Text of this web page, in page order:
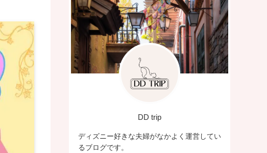
DD trip
ディズニー好きな夫婦がなかよく運営してい
るブログです。